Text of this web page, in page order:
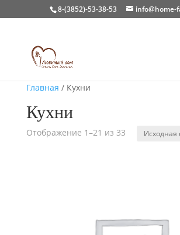
8-(3852)-53-38-53 info@home-
Главная / Кухни
Кухни
Отображение 1–21 из 33